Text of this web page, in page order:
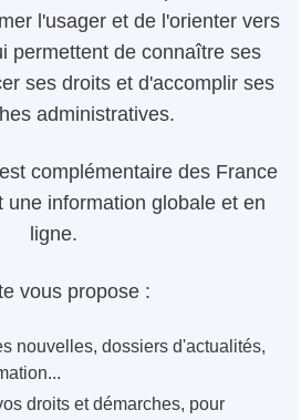
l'usager et de l'orienter vers
permettent de connaître ses
ses droits et d'accomplir ses
administratives.
est complémentaire des France
une information globale et en
ligne.
vous propose :
nouvelles, dossiers d'actualités,
droits et démarches, pour